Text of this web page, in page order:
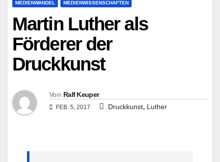
MEDIENWANDEL MEDIENWISSENSCHAFTEN
Martin Luther als
Förderer der
Druckkunst
Von Ralf Keuper
FEB. 5, 2017 Druckkunst, Luther